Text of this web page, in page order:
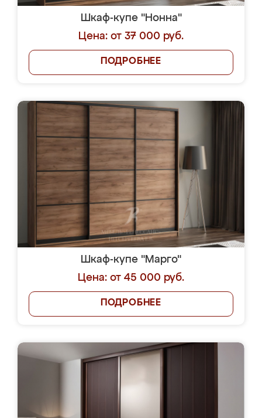
Шкаф-купе "Нонна"
Цена: от 37 000 руб.
ПОДРОБНЕЕ
Шкаф-купе "Марго"
Цена: от 45 000 руб.
ПОДРОБНЕЕ